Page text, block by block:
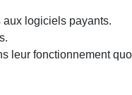
logiciels payants.
leur fonctionnement